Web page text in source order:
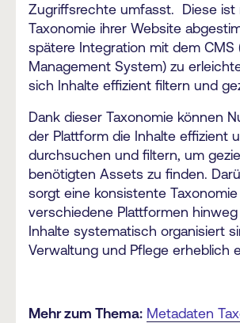
Zugriffsrechte umfasst. Diese ist
Taxonomie ihrer Website
spätere Integration mit dem CMS
Management System) zu
sich Inhalte effizient filtern und
Dank dieser Taxonomie können
der Plattform die Inhalte effizient
durchsuchen und filtern, um
benötigten Assets zu finden.
sorgt eine konsistente
verschiedene Plattformen hinweg
Inhalte systematisch organisiert
Verwaltung und Pflege erheblich
Mehr zum Thema: Metadaten